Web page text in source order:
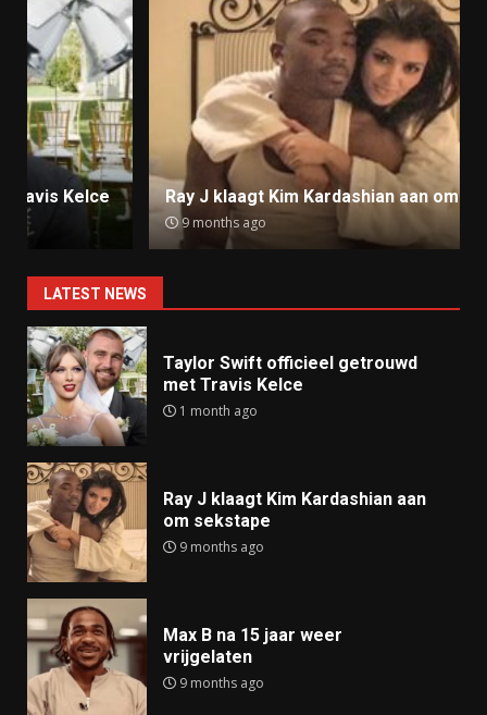
Ray J klaagt Kim Kardashian aan om sekstape
9 months ago
LATEST NEWS
Taylor Swift officieel getrouwd
met Travis Kelce
1 month ago
Ray J klaagt Kim Kardashian aan
om sekstape
9 months ago
Max B na 15 jaar weer
vrijgelaten
9 months ago